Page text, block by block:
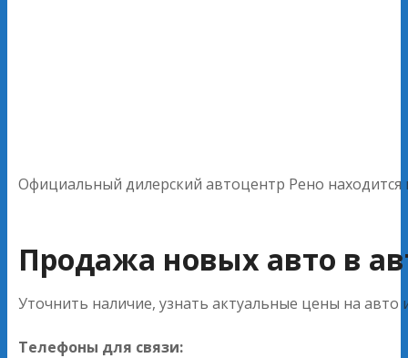
Официальный дилерский автоцентр Рено находится
Продажа новых авто в
Уточнить наличие, узнать актуальные цены на
Телефоны для связи: